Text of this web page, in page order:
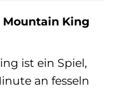
King
ist ein Spiel,
an fesseln